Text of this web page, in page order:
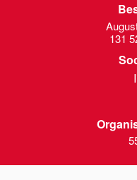
131